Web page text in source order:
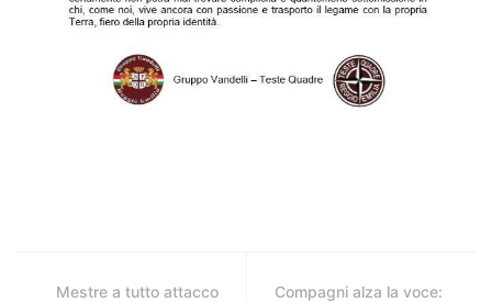
Mestre a tutto attacco
Compagni alza la voce: